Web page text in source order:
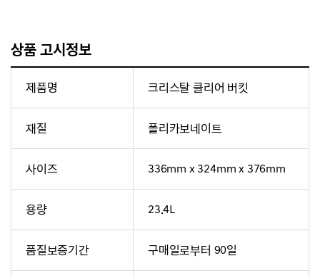
상품 고시정보
제품명 크리스탈 클리어 버킷
재질 폴리카보네이트
사이즈 336mm x 324mm x 376mm
용량 23.4L
품질보증기간 구매일로부터 90일